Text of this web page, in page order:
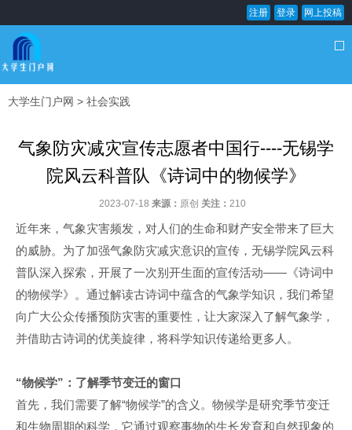
注册 登录 网上投稿
大学生门户网 > 社会实践
气象防灾减灾宣传志愿者中国行----无锡学
院风云科普队《诗词中的物候学》
2023-07-18 来源： 原创 关注： 210
近年来，气象灾害频发，对人们的生命和财产安全带来了巨大
的威胁。为了加强气象防灾减灾意识的宣传，无锡学院风云科
普队深入探索，开展了一次别开生面的宣传活动——《诗词中
的物候学》。通过解读古诗词中蕴含的气象学知识，我们希望
向广大公众传播预防灾害的重要性，让大家深入了解气象学，
并借助古诗词的优美旋律，将科学知识传递给更多人。
“物候学”：了解季节变迁的窗口
首先，我们需要了解“物候学”的含义。物候学是研究季节变迁
和生物周期的科学，它通过观察事物的生长发育和自然现象的